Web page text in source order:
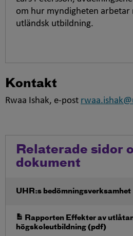
om hur myndigheten arbetar
utländsk utbildning.
Kontakt
Rwaa Ishak, e-post
Relaterade sidor
dokument
UHR:s bedömningsverksamhet
Öppna i nytt fönster
Rapporten Effekter av
högskoleutbildning (pdf)